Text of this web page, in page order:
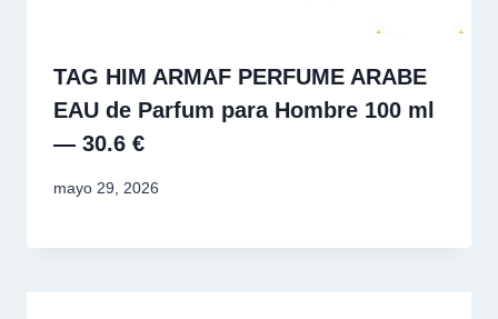
TAG HIM ARMAF PERFUME ARABE
EAU de Parfum para Hombre 100 ml
— 30.6 €
mayo 29, 2026